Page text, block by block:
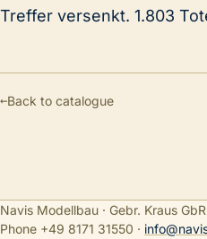
Treffer versenkt. 1.803
←Back to catalogue
Navis Modellbau · Gebr. Kraus
Phone +49 8171 31550 ·